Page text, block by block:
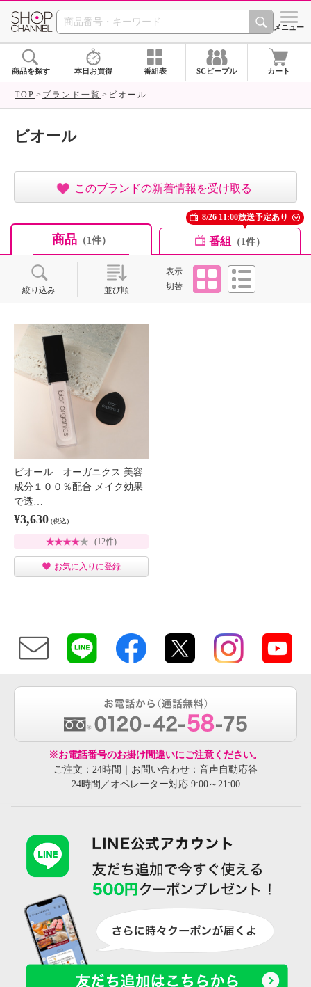
SHOP CHANNEL ショッ
メニュー
商品を探す 本日お買得 番組表 SCピープル カート
TOP ブランド一覧 ビオール
ビオール
このブランドの新着情報を受け取る
商品（1件） 番組 （1件）
8/26 11:00放送予定あり
絞り込み 並び順
表示
切替
タイル
ビオール オーガニクス 美容
成分１００％配合 メイク効果
で透…
¥3,630 (税込)
(12件)
お気に入りに登録
※お電話番号のお掛け間違いにご注意ください。
ご注文：24時間｜お問い合わせ：音声自動応答
24時間／オペレーター対応 9:00～21:00